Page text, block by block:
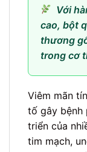
Với
cao, bột
thương
trong cơ
Viêm mãn
tố gây bệnh
triển của
tim mạch,